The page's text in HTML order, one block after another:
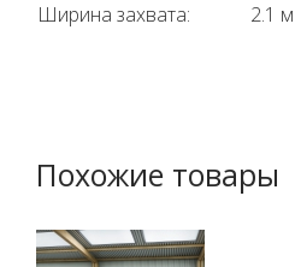
Ширина захвата:
2.1 м
Похожие товары